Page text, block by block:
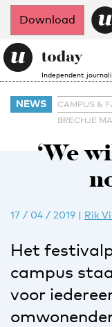
Download
Independent
NEWS CAMPUS &
BRECHJE
‘We
17 / 04 / 2019 | Rik
Het
campus
voor